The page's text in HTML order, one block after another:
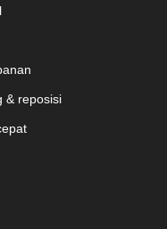
& reposisi